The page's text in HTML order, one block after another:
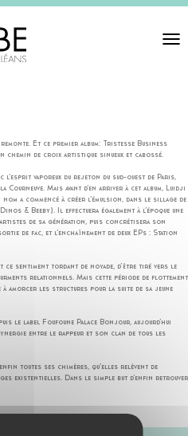
Toggle
Et ce premier album: Tristesse Business
chemin de croix artistique sinueux et cabossé.
l’esprit vaporeux du rejeton du sud-ouest de Paris,
Mais avant d’en arriver à cet album, Luidji
a commencé à créer l’émulsion, dans le sillage de
& Beeby). Il effectuera également à l’époque une
de sa génération, puis concrétisera son
de fac, et l’enchaînement de deux EPs : Station
ce sentiment tordant de noyade, d’être tiré vers le
relationnels. Mais cette période de flottement
à amorcer les structures pour la suite de sa jeune
le label Foufoune Palace Bonjour, aujourd’hui
entre le rappeur et son clan de tous les
toutes ses chimères, qu’elles relèvent de
existentielles. Dans le simple but d’enfin retrouver